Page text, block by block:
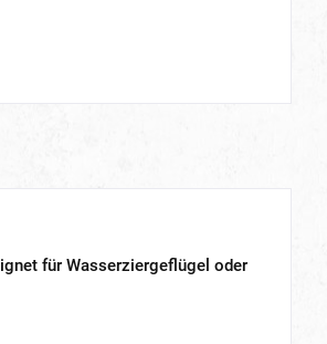
für Wasserziergeflügel oder